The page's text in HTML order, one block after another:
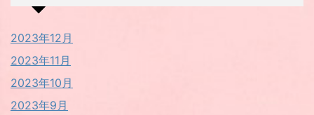
2023年12月
2023年11月
2023年10月
2023年9月